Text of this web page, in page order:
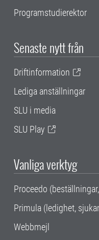
Programstudierektor
Senaste nytt från
Driftinformation
Lediga anställningar
SLU i media
SLU Play
Vanliga verktyg
Proceedo
Primula (ledighet,
Webbmejl